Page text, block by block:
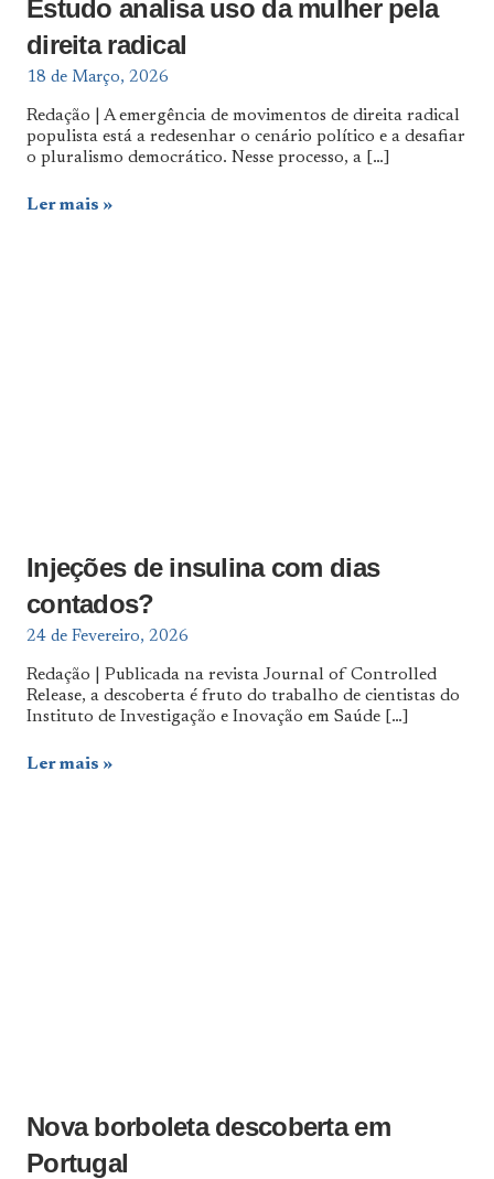
Estudo analisa uso da mulher pela
direita radical
18 de Março, 2026
Redação | A emergência de movimentos de direita radical
populista está a redesenhar o cenário político e a desafiar
o pluralismo democrático. Nesse processo, a
[…]
Ler mais
Injeções de insulina com dias
contados?
24 de Fevereiro, 2026
Redação | Publicada na revista Journal of Controlled
Release, a descoberta é fruto do trabalho de cientistas do
Instituto de Investigação e Inovação em Saúde
[…]
Ler mais
Nova borboleta descoberta em
Portugal